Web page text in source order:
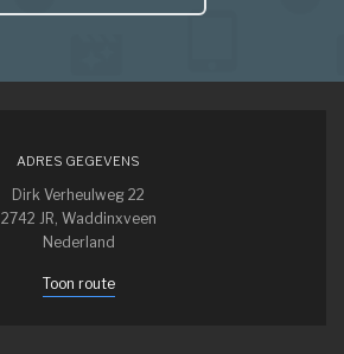
ADRES GEGEVENS
Dirk Verheulweg 22
2742 JR, Waddinxveen
Nederland
Toon route